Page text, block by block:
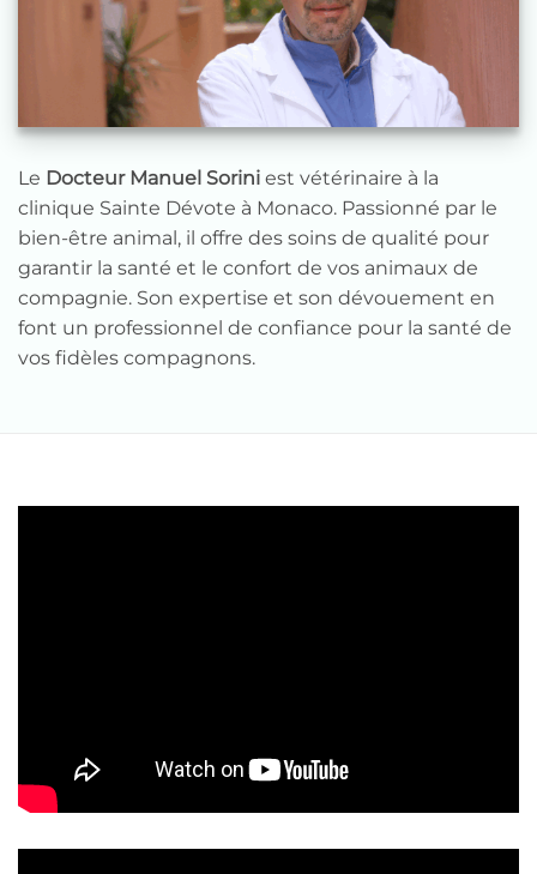
Le Docteur Manuel Sorini est vétérinaire à la
clinique Sainte Dévote à Monaco. Passionné par le
bien-être animal, il offre des soins de qualité pour
garantir la santé et le confort de vos animaux de
compagnie. Son expertise et son dévouement en
font un professionnel de confiance pour la santé de
vos fidèles compagnons.